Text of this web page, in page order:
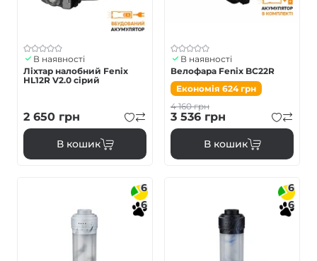
В наявності
Ліхтар налобний Fenix
HL12R V2.0 сірий
2 650 грн
В кошик
В наявності
Велофара Fenix BC22R
Економія 624грн
4 160грн
3 536 грн
В кошик
6
6
6
6